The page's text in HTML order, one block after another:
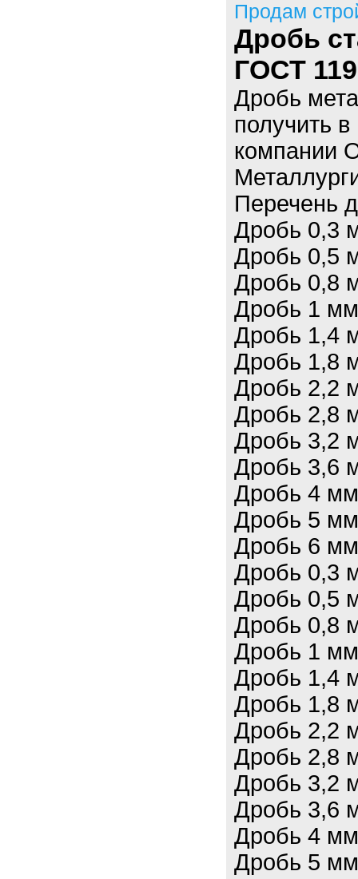
Продам
Дробь
ГОСТ
Дробь
получить
компании
Перечень
Дробь 0,3
Дробь 0,5
Дробь 0,8
Дробь 1
Дробь 1,4
Дробь 1,8
Дробь 2,2
Дробь 2,8
Дробь 3,2
Дробь 3,6
Дробь 4
Дробь 5
Дробь 6
Дробь 0,3
Дробь 0,5
Дробь 0,8
Дробь 1
Дробь 1,4
Дробь 1,8
Дробь 2,2
Дробь 2,8
Дробь 3,2
Дробь 3,6
Дробь 4
Дробь 5